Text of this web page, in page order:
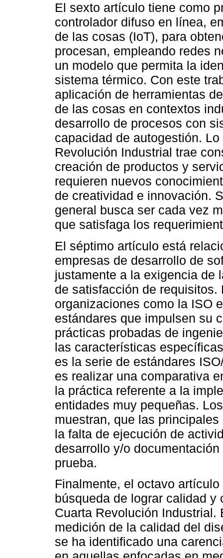
El sexto artículo tiene como
controlador difuso en línea,
de las cosas (IoT), para
procesan, empleando redes
un modelo que permita la
sistema térmico. Con este
aplicación de herramientas
de las cosas en contextos
desarrollo de procesos con
capacidad de autogestión.
Revolución Industrial trae
creación de productos y
requieren nuevos
de creatividad e innovación.
general busca ser cada vez
que satisfaga los
El séptimo artículo está
empresas de desarrollo de
justamente a la exigencia de
de satisfacción de
organizaciones como la ISO
estándares que impulsen su
prácticas probadas de
las características
es la serie de estándares
es realizar una comparativa
la práctica referente a la
entidades muy pequeñas.
muestran, que las
la falta de ejecución de
desarrollo y/o
prueba.
Finalmente, el octavo
búsqueda de lograr calidad
Cuarta Revolución
medición de la calidad del
se ha identificado una